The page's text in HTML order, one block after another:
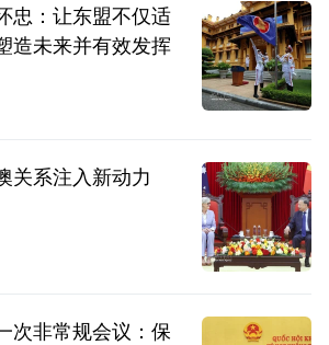
忠：让东盟不仅适
造未来并有效发挥
关系注入新动力
次非常规会议：保